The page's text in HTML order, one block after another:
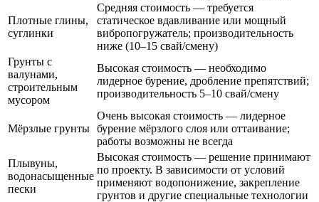
Плотные глины,
суглинки
Средняя стоимость — требуется
статическое вдавливание или мощный
вибропогружатель; производительность
ниже (10–15 свай/смену)
Грунты с
валунами,
строительным
мусором
Высокая стоимость — необходимо
лидерное бурение, дробление препятствий;
производительность 5–10 свай/смену
Мёрзлые грунты
Очень высокая стоимость — лидерное
бурение мёрзлого слоя или оттаивание;
работы возможны не всегда
Плывуны,
водонасыщенные
пески
Высокая стоимость — решение принимают
по проекту. В зависимости от условий
применяют водопонижение, закрепление
грунтов и другие специальные технологии